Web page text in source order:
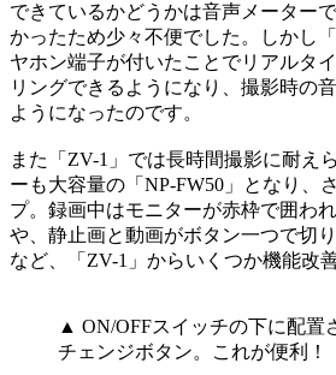
できているかどうかは音声メーター
かったため少々不便でした。しかし
ヤホン端子が付いたことでリアルタ
リングできるようになり、撮影時の
ようになったのです。
また「ZV-1」では長時間撮影に耐え
ーも大容量の「NP-FW50」となり、
プ。録画中はモニターが赤枠で囲わ
や、静止画と動画がボタン一つで切
など、「ZV-1」からいくつか機能改
▲ ON/OFFスイッチの下に配置
チェンジボタン。これが便利！